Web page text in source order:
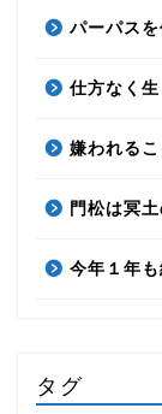
パーパス
仕方なく
嫌われる
門松は冥
今年１年も
タグ